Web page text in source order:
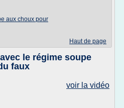
aux choux pour
Haut de page
le régime soupe
faux
voir la vidéo